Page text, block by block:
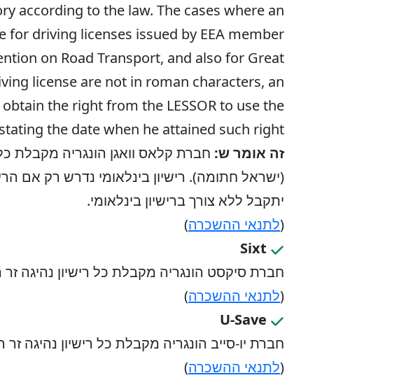
according to the law. The cases where an
driving licenses issued by EEA member
on Road Transport, and also for Great
license are not in roman characters, an
the right from the LESSOR to use the
the date when he attained such right.
זה אומר ש: חברת קלאס וואגן הונגריה מקבלת
(ישראל חתומה). רישיון בינלאומי נדרש רק אם
יתקבל ללא צורך ברישיון בינלאומי.
(לתנאי ההשכרה)
Sixt
חברת סיקסט הונגריה מקבלת כל רישיון נהיגה
(לתנאי ההשכרה)
U-Save
חברת יו-סייב הונגריה מקבלת כל רישיון נהיגה
(לתנאי ההשכרה)